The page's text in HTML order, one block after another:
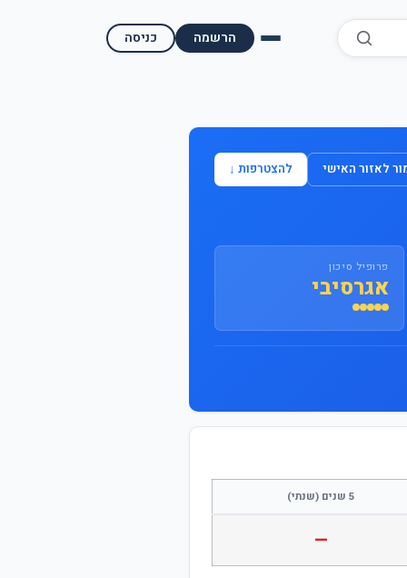
כניסה הרשמה
השוואת בתי השקעות למסחר עצמאי
מאמרים ומדריכים לאזור האישי להצטרפות ↓
פרופיל סיכון
אגרסיבי
5 שנים (שנתי)
—